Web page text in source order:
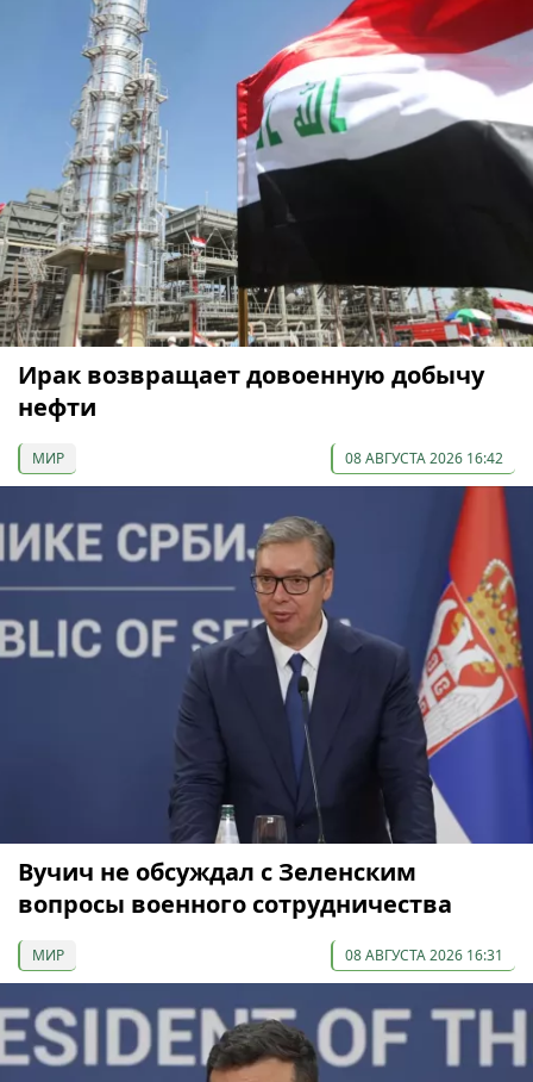
Ирак возвращает довоенную добычу
нефти
МИР 08 АВГУСТА 2026 16:42
Вучич не обсуждал с Зеленским
вопросы военного сотрудничества
МИР 08 АВГУСТА 2026 16:31